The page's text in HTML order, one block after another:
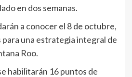
en dos semanas.
a conocer el 8 de octubre,
para una estrategia integral de
Roo.
habilitarán 16 puntos de